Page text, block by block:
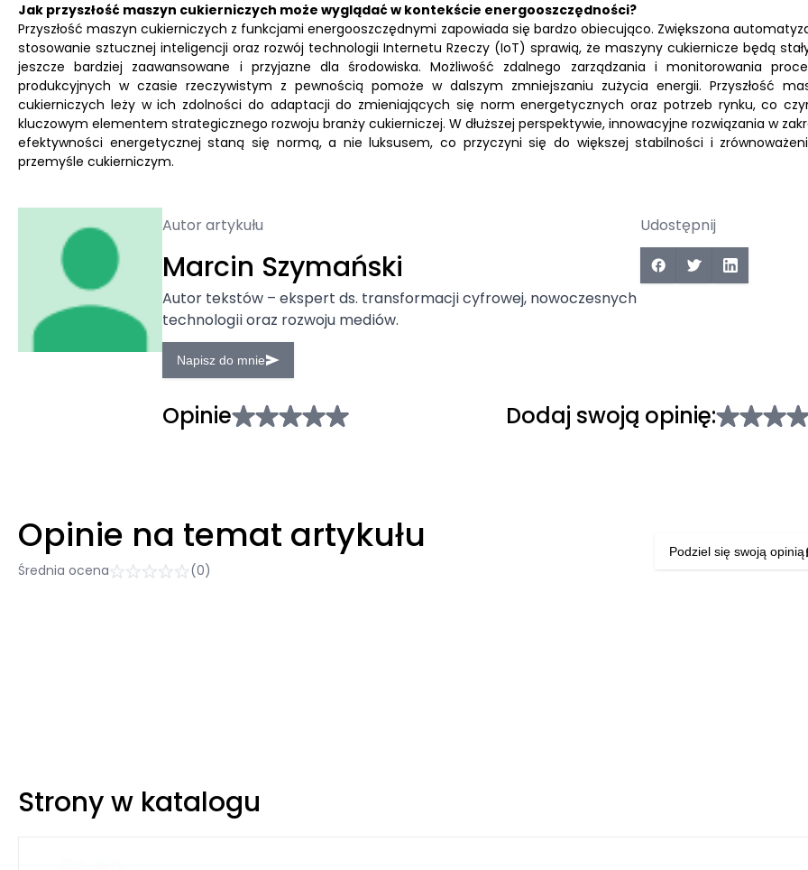
Jak przyszłość maszyn cukierniczych może wyglądać w kontekście energooszczędności?
Przyszłość maszyn cukierniczych z funkcjami energooszczędnymi zapowiada się bardzo obiecująco. Zwiększona
stosowanie sztucznej inteligencji oraz rozwój technologii Internetu Rzeczy (IoT) sprawią, że maszyny cukiernicze będą
jeszcze bardziej zaawansowane i przyjazne dla środowiska. Możliwość zdalnego zarządzania i monitorowania
produkcyjnych w czasie rzeczywistym z pewnością pomoże w dalszym zmniejszaniu zużycia energii. Przyszłość
cukierniczych leży w ich zdolności do adaptacji do zmieniających się norm energetycznych oraz potrzeb rynku, co
kluczowym elementem strategicznego rozwoju branży cukierniczej. W dłuższej perspektywie, innowacyjne rozwiązania w
efektywności energetycznej staną się normą, a nie luksusem, co przyczyni się do większej stabilności i
przemyśle cukierniczym.
Autor artykułu
Marcin Szymański
Autor tekstów – ekspert ds. transformacji cyfrowej, nowoczesnych
technologii oraz rozwoju mediów.
Napisz do mnie
Udostępnij
Opinie Dodaj swoją opinię:
Opinie na temat artykułu
Średnia ocena (0)
Podziel się swoją opinią
Strony w katalogu